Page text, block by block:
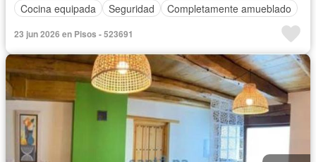
Cocina equipada
Seguridad Completamente amueblado
23 jun 2026 en Pisos - 523691